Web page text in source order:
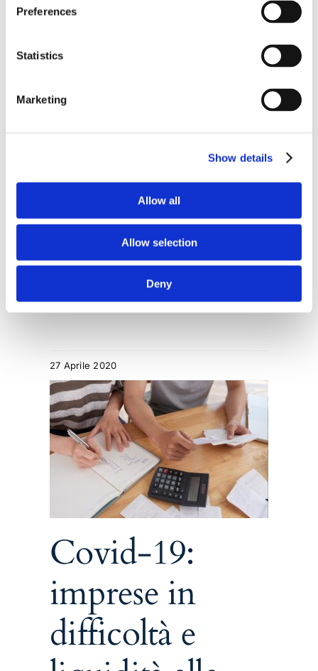
Preferences
Statistics
Marketing
Show details
Allow all
Allow selection
Deny
Pt. 6: la
diretta e
indiretta.
Pubblicato su
Diritto 24
27 Aprile 2020
Covid-19:
imprese in
difficoltà e